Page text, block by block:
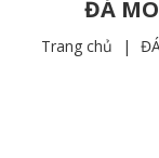
ĐÁ
Trang chủ |